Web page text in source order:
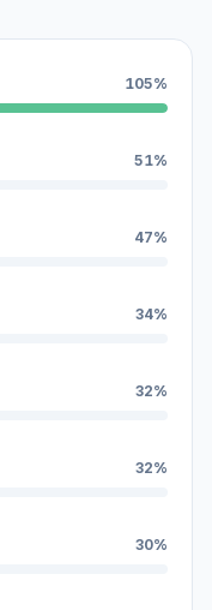
105%
51%
47%
34%
32%
32%
30%